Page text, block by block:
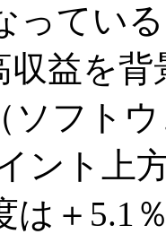
ってい
益を背
ソフト
ント上
は＋5.1